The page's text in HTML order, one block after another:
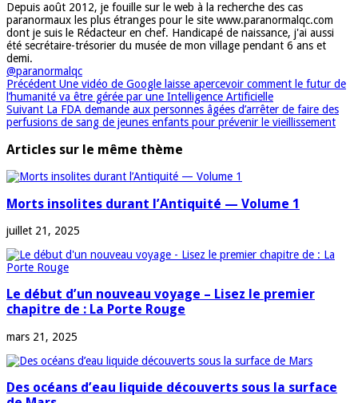
Depuis août 2012, je fouille sur le web à la recherche des cas
paranormaux les plus étranges pour le site www.paranormalqc.com
dont je suis le Rédacteur en chef. Handicapé de naissance, j'ai aussi
été secrétaire-trésorier du musée de mon village pendant 6 ans et
demi.
@paranormalqc
Précédent Une vidéo de Google laisse apercevoir comment le futur de
l’humanité va être gérée par une Intelligence Artificielle
Suivant La FDA demande aux personnes âgées d’arrêter de faire des
perfusions de sang de jeunes enfants pour prévenir le vieillissement
Articles sur le même thème
Morts insolites durant l’Antiquité — Volume 1
juillet 21, 2025
Le début d’un nouveau voyage – Lisez le premier
chapitre de : La Porte Rouge
mars 21, 2025
Des océans d’eau liquide découverts sous la surface